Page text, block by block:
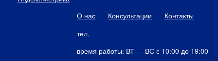
О нас Консультации
Контакты
тел.
время работы: ВТ — ВС с 10:00 до 19:00